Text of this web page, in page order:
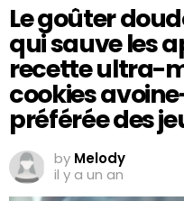
Le goûter
qui sauve les
recette ultra-
cookies
préférée des
by Melody
il y a un an